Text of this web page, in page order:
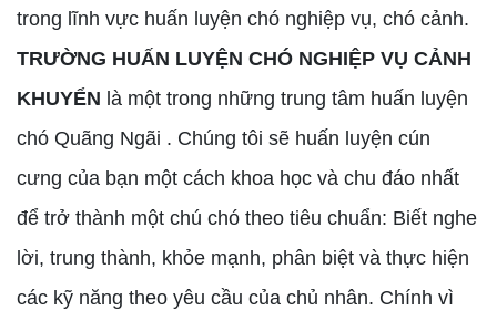
trong lĩnh vực huấn luyện chó nghiệp vụ, chó cảnh.
TRƯỜNG HUẤN LUYỆN CHÓ NGHIỆP VỤ CẢNH
KHUYỂN là một trong những trung tâm huấn luyện
chó Quãng Ngãi . Chúng tôi sẽ huấn luyện cún
cưng của bạn một cách khoa học và chu đáo nhất
để trở thành một chú chó theo tiêu chuẩn: Biết nghe
lời, trung thành, khỏe mạnh, phân biệt và thực hiện
các kỹ năng theo yêu cầu của chủ nhân. Chính vì